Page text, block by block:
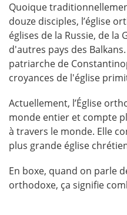
Quoique
douze disciples, l’église
églises de la Russie, de la
d'autres pays des
patriarche de
croyances de l'église
Actuellement, l’Église
monde entier et compte
à travers le monde. Elle
plus grande église
En boxe, quand on parle
orthodoxe, ça signifie